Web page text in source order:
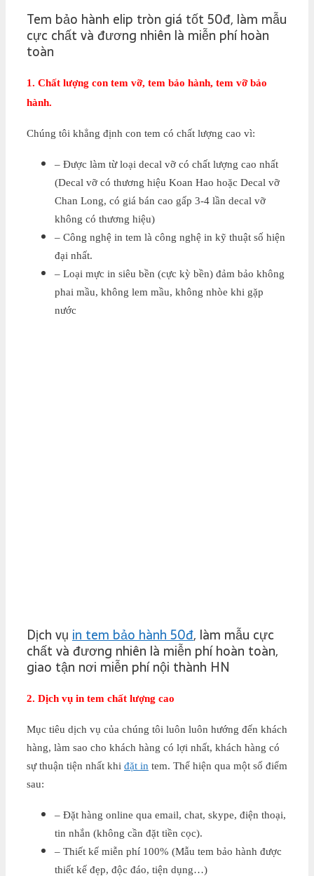
Tem bảo hành elip tròn giá tốt 50đ, làm mẫu
cực chất và đương nhiên là miễn phí hoàn
toàn
1. Chất lượng con tem vỡ, tem bảo hành, tem vỡ bảo
hành.
Chúng tôi khẳng định con tem có chất lượng cao vì:
– Được làm từ loại decal vỡ có chất lượng cao nhất
(Decal vỡ có thương hiệu Koan Hao hoặc Decal vỡ
Chan Long, có giá bán cao gấp 3-4 lần decal vỡ
không có thương hiệu)
– Công nghệ in tem là công nghệ in kỹ thuật số hiện
đại nhất.
– Loại mực in siêu bền (cực kỳ bền) đảm bảo không
phai mầu, không lem mầu, không nhòe khi gặp
nước
Dịch vụ in tem bảo hành 50đ, làm mẫu cực
chất và đương nhiên là miễn phí hoàn toàn,
giao tận nơi miễn phí nội thành HN
2. Dịch vụ in tem chất lượng cao
Mục tiêu dịch vụ của chúng tôi luôn luôn hướng đến khách
hàng, làm sao cho khách hàng có lợi nhất, khách hàng có
sự thuận tiện nhất khi đặt in tem. Thể hiện qua một số điểm
sau:
– Đặt hàng online qua email, chat, skype, điện thoại,
tin nhắn (không cần đặt tiền cọc).
– Thiết kế miễn phí 100% (Mẫu tem bảo hành được
thiết kế đẹp, độc đáo, tiện dụng…)